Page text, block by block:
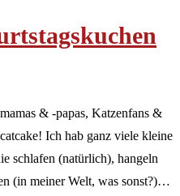
& -papas, Katzenfans &
Ich hab ganz viele kleine
schlafen (natürlich), hangeln
(in meiner Welt, was sonst?)…